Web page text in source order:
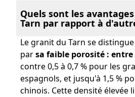
Quels sont les
Tarn par rapport à
Le granit du Tarn se
parsa faible porosité : entre
contre 0,5 à 0,7 % pour les
espagnols, et jusqu'à 1,5 %
chinois. Cette densité